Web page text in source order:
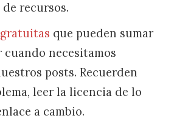
recursos.
que pueden sumar
necesitamos
posts. Recuerden
leer la licencia de lo
a cambio.